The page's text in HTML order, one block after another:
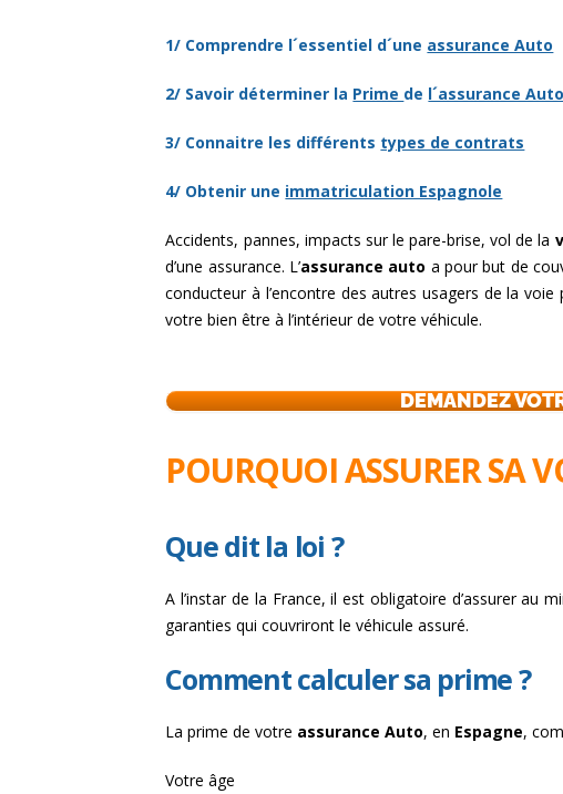
1/ Comprendre l´essentiel d´une assurance Auto
2/ Savoir déterminer la Prime de l´assurance Auto
3/ Connaitre les différents types de contrats
4/ Obtenir une immatriculation Espagnole
Accidents, pannes, impacts sur le pare-brise, vol de la
d’une assurance. L’assurance auto a pour but de
conducteur à l’encontre des autres usagers de la
votre bien être à l’intérieur de votre véhicule.
DEMANDEZ
POURQUOI ASSURER SA
Que dit la loi ?
A l’instar de la France, il est obligatoire d’assurer au
garanties qui couvriront le véhicule assuré.
Comment calculer sa prime ?
La prime de votre assurance Auto, en Espagne,
Votre âge